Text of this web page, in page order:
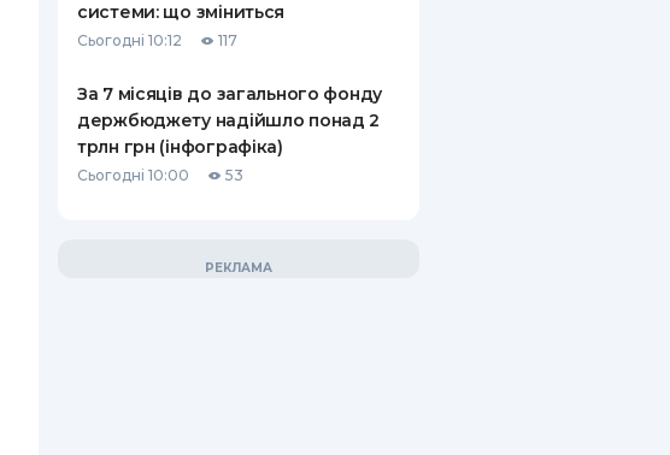
системи: що зміниться
Сьогодні 10:12 117
За 7 місяців до загального фонду
держбюджету надійшло понад 2
трлн грн (інфографіка)
Сьогодні 10:00 53